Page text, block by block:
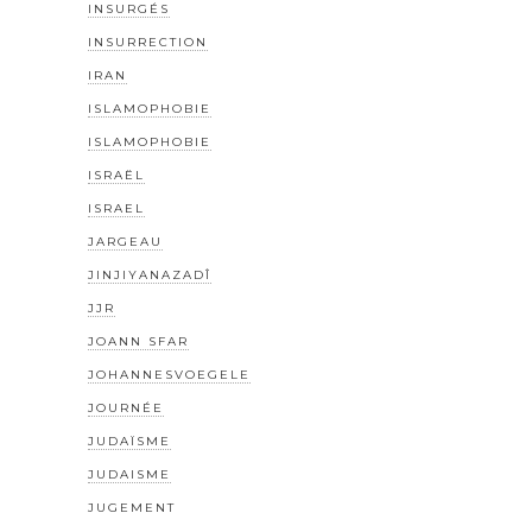
INSURGÉS
INSURRECTION
IRAN
ISLAMOPHOBIE
ISLAMOPHOBIE
ISRAËL
ISRAEL
JARGEAU
JINJIYANAZADÎ
JJR
JOANN SFAR
JOHANNESVOEGELE
JOURNÉE
JUDAÏSME
JUDAISME
JUGEMENT